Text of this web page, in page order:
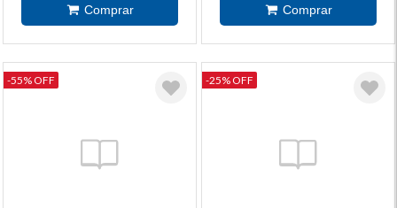
-55% OFF -25% OFF